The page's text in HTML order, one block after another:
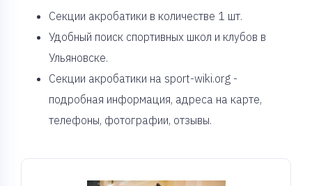
Cекции акробатики в количестве 1 шт.
Удобный поиск спортивных школ и клубов в
Ульяновске.
Секции акробатики на sport-wiki.org -
подробная информация, адреса на карте,
телефоны, фотографии, отзывы.